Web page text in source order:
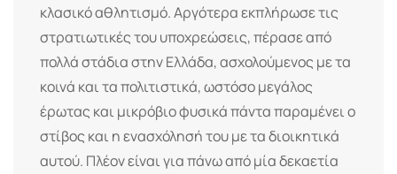
κλασικό αθλητισμό. Αργότερα εκπλήρωσε τις
στρατιωτικές του υποχρεώσεις, πέρασε από
πολλά στάδια στην Ελλάδα, ασχολούμενος με τα
κοινά και τα πολιτιστικά, ωστόσο μεγάλος
έρωτας και μικρόβιο φυσικά πάντα παραμένει ο
στίβος και η ενασχόλησή του με τα διοικητικά
αυτού. Πλέον είναι για πάνω από μία δεκαετία